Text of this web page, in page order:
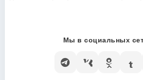
Мы в социальных